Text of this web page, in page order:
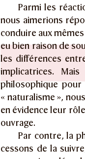
Parmi les
nous aimerions
conduire aux
eu bien raison de
les différences
implicatrices.
philosophique
« naturalisme »,
en évidence leur
ouvrage.
Par contre, la
cessons de la